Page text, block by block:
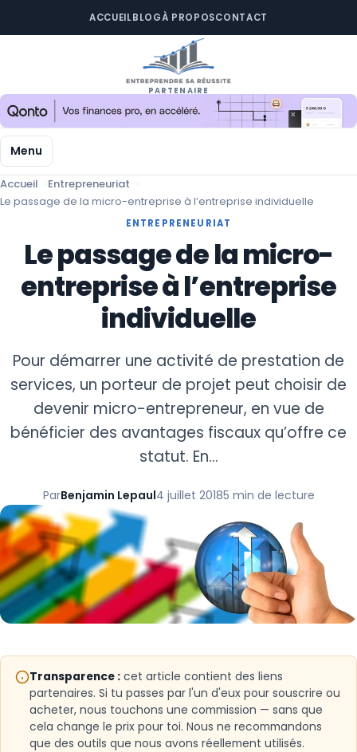
ACCUEILBLOGÀ PROPOSCONTACT
PARTENAIRE
Menu
Accueil
Entrepreneuriat
Le passage de la micro-entreprise à l’entreprise individuelle
ENTREPRENEURIAT
Le passage de la micro-
entreprise à l’entreprise
individuelle
Pour démarrer une activité de prestation de
services, un porteur de projet peut choisir de
devenir micro-entrepreneur, en vue de
bénéficier des avantages fiscaux qu’offre ce
statut. En…
ParBenjamin Lepaul4 juillet 20185 min de lecture
Transparence : cet article contient des liens
partenaires. Si tu passes par l'un d'eux pour souscrire ou
acheter, nous touchons une commission — sans que
cela change le prix pour toi. Nous ne recommandons
que des outils que nous avons réellement utilisés.